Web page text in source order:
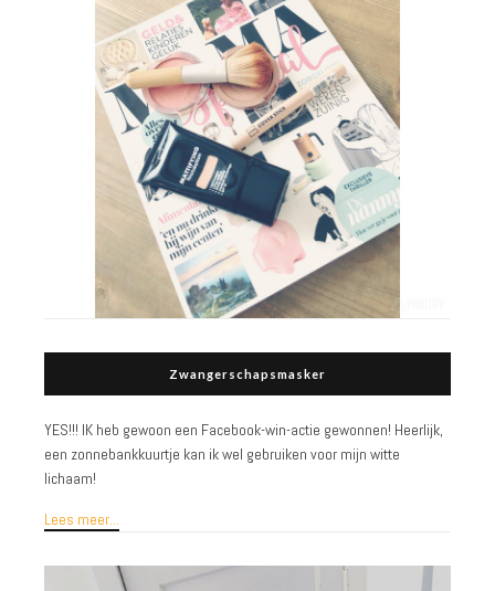
Zwangerschapsmasker
YES!!! IK heb gewoon een Facebook-win-actie gewonnen! Heerlijk,
een zonnebankkuurtje kan ik wel gebruiken voor mijn witte
lichaam!
Lees meer...